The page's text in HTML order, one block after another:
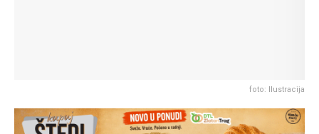
foto: Ilustracija